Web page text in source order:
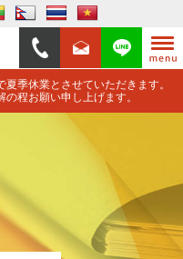
季休業とさせていただきます。
程お願い申し上げます。